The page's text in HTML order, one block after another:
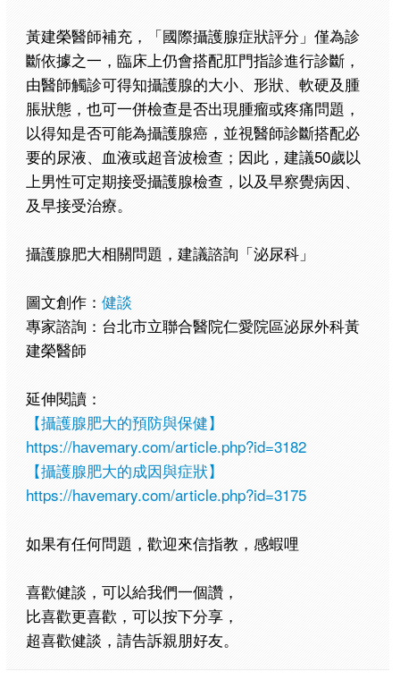
黃建榮醫師補充，「國際攝護腺症狀評分」僅為診
斷依據之一，臨床上仍會搭配肛門指診進行診斷，
由醫師觸診可得知攝護腺的大小、形狀、軟硬及腫
脹狀態，也可一併檢查是否出現腫瘤或疼痛問題，
以得知是否可能為攝護腺癌，並視醫師診斷搭配必
要的尿液、血液或超音波檢查；因此，建議50歲以
上男性可定期接受攝護腺檢查，以及早察覺病因、
及早接受治療。
攝護腺肥大相關問題，建議諮詢「泌尿科」
圖文創作： 健談
專家諮詢：台北市立聯合醫院仁愛院區泌尿外科黃
建榮醫師
延伸閱讀：
【攝護腺肥大的預防與保健】
https://havemary.com/article.php?id=3182
【攝護腺肥大的成因與症狀】
https://havemary.com/article.php?id=3175
如果有任何問題，歡迎來信指教，感蝦哩
喜歡健談，可以給我們一個讚，
比喜歡更喜歡，可以按下分享，
超喜歡健談，請告訴親朋好友。